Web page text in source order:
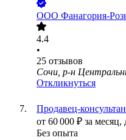
ООО Фанагория-
4.4
•
25 отзывов
Сочи, р-н
Откликнуться
Продавец-
от 60 000 ₽ за месяц,
Без опыта